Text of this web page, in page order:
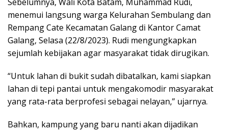
menemui langsung warga Kelurahan Sembulang dan
Rempang Cate Kecamatan Galang di Kantor Camat
Galang, Selasa (22/8/2023). Rudi mengungkapkan
sejumlah kebijakan agar masyarakat tidak dirugikan.
“Untuk lahan di bukit sudah dibatalkan, kami siapkan
lahan di tepi pantai untuk mengakomodir masyarakat
yang rata-rata berprofesi sebagai nelayan,” ujarnya.
Bahkan, kampung yang baru nanti akan dijadikan